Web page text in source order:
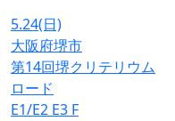
5.24(日)
大阪府堺市
第14回堺クリテリウム
ロード
E1/E2 E3 F